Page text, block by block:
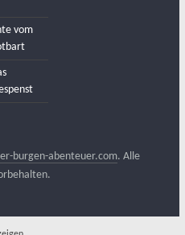
vom
burgen-abenteuer.com. Alle